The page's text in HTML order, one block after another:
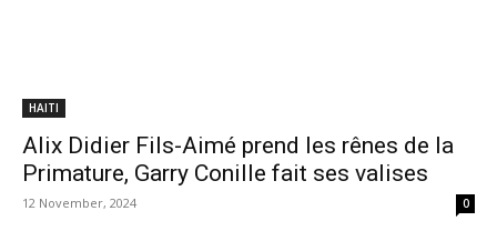
HAITI
Alix Didier Fils-Aimé prend les rênes de la
Primature, Garry Conille fait ses valises
12 November, 2024 0